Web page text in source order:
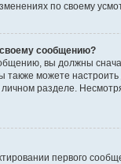
по своему
своему сообщению?
вы должны
также можете
разделе.
первого